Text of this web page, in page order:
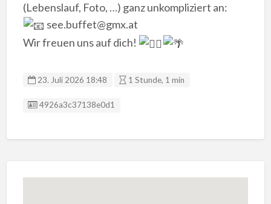
(Lebenslauf, Foto, …) ganz unkompliziert an:
see.buffet@gmx.at
​Wir freuen uns auf dich!
23. Juli 2026 18:48 1 Stunde, 1 min
Anzeigen ID:
4926a3c37138e0d1